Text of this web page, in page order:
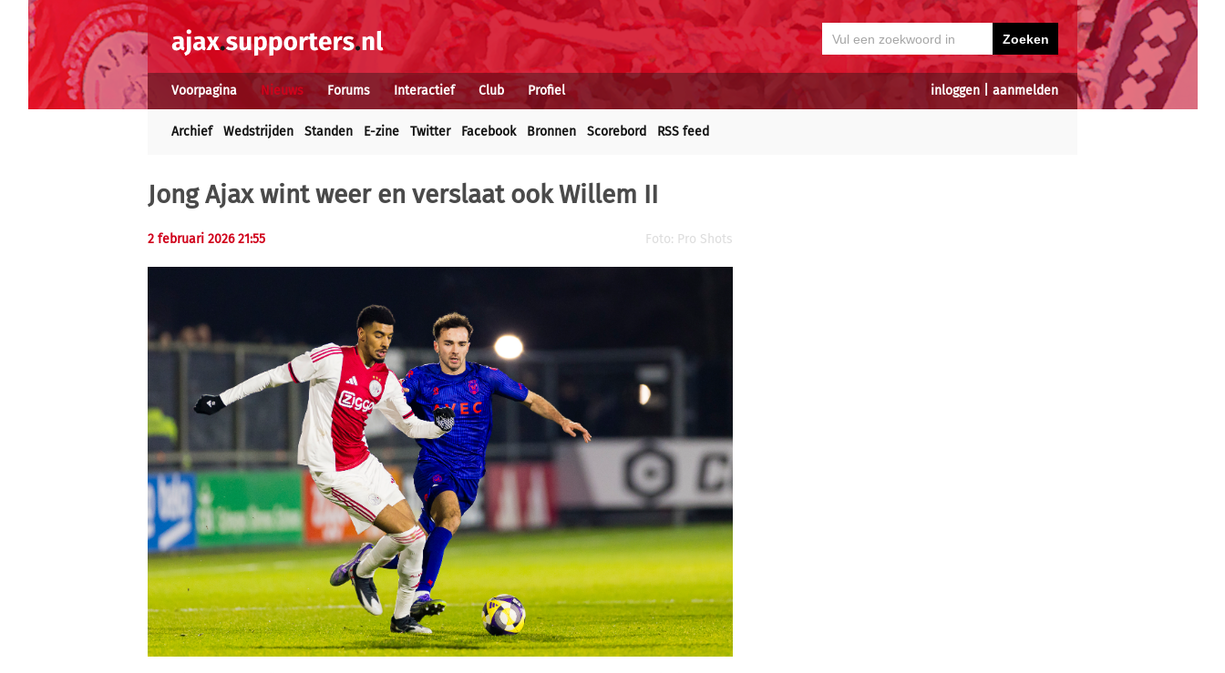
inloggen aanmelden
Voorpagina Nieuws Forums Interactief Club Profiel
Archief Wedstrijden Standen E-zine Twitter Facebook Bronnen Scorebord RSS feed
Jong Ajax wint weer en verslaat ook Willem II
2 februari 2026 21:55 Foto: Pro Shots